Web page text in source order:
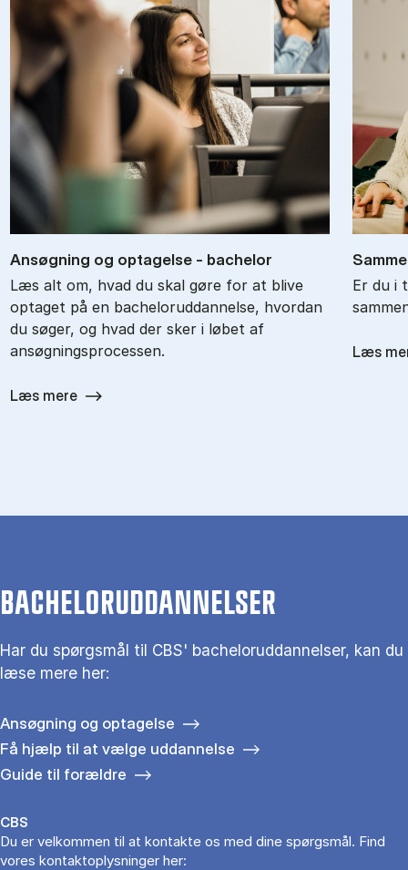
An­søg­ning og op­ta­gel­se - ba­chel­or
Læs alt om, hvad du skal gøre for at blive
optaget på en bacheloruddannelse, hvordan
du søger, og hvad der sker i løbet af
ansøgningsprocessen.
Læs mere
Er du i
Læs
BACHELORUDDANNELSER
Har du spørgsmål til CBS' bacheloruddannelser, kan du
læse mere her:
Ansøgning og optagelse
Få hjælp til at vælge uddannelse
Guide til forældre
CBS
Du er velkommen til at kontakte os med dine spørgsmål. Find
vores kontaktoplysninger her: